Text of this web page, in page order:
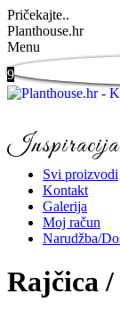
Pričekajte..
Planthouse.hr
Menu
9
Inspiracija
Svi proizvodi
Kontakt
Galerija
Moj račun
Narudžba/
Rajčica